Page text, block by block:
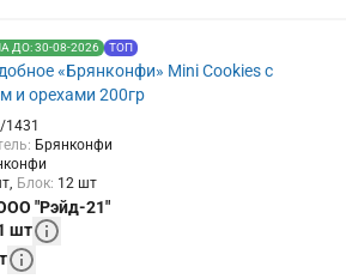
ДО: 30-08-2026 ТОП
«Брянконфи» Mini Cookies с
и орехами 200гр
1431
: Брянконфи
Блок: 12 шт
"Рэйд-21"
шт